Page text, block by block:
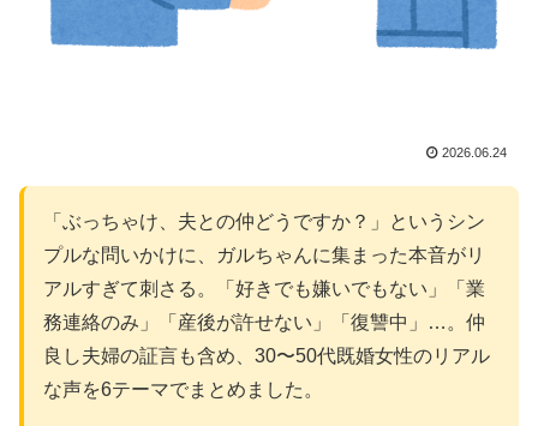
2026.06.24
「ぶっちゃけ、夫との仲どうですか？」というシン
プルな問いかけに、ガルちゃんに集まった本音がリ
アルすぎて刺さる。「好きでも嫌いでもない」「業
務連絡のみ」「産後が許せない」「復讐中」…。仲
良し夫婦の証言も含め、30〜50代既婚女性のリアル
な声を6テーマでまとめました。